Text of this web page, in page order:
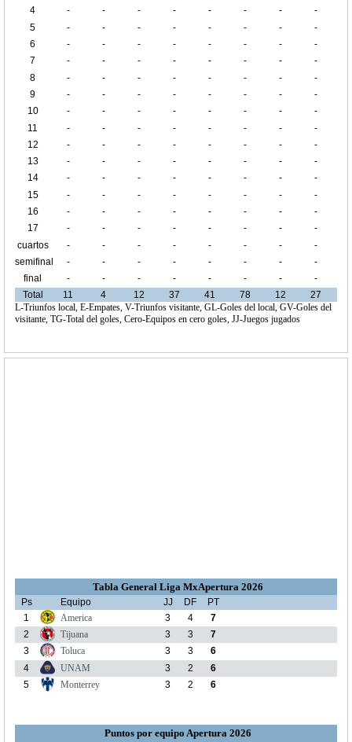
4
- - - - - - -
-
5
- - - - - - -
-
6
- - - - - - -
-
7
- - - - - - -
-
8
- - - - - - -
-
9
- - - - - - -
-
10
- - - - - - -
-
11
- - - - - - -
-
12
- - - - - - -
-
13
- - - - - - -
-
14
- - - - - - -
-
15
- - - - - - -
-
16
- - - - - - -
-
17
- - - - - - -
-
cuartos
de final
- - - - - - -
-
semifinal
- - - - - - -
-
final
- - - - - - -
-
Total
11 4 12 37 41 78 12
27
L-Triunfos local, E-Empates, V-Triunfos visitante, GL-Goles del local, GV-Goles del
visitante, TG-Total del goles, Cero-Equipos en cero goles, JJ-Juegos jugados
Tabla General Liga MxApertura 2026
Ps Equipo JJ DF
PT
1
America 3 4
7
2
Tijuana 3 3
7
3
Toluca 3 3
6
4
UNAM 3 2
6
5
Monterrey 3 2 6
Puntos por equipo Apertura 2026